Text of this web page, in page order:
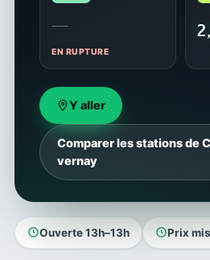
—
EN RUPTURE
Y aller
Comparer les stations de
vernay
Ouverte 13h–13h Prix